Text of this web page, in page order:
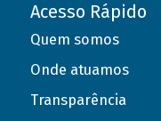
Acesso Rápido
Quem somos
Onde atuamos
Transparência